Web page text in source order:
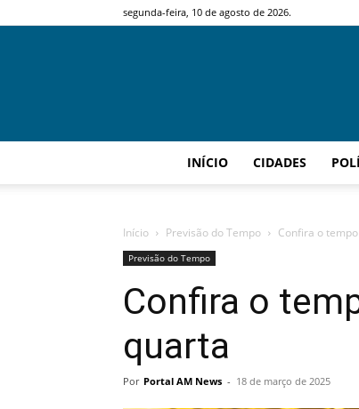
segunda-feira, 10 de agosto de 2026.
INÍCIO CIDADES
Início Previsão do Tempo Confira o
Previsão do Tempo
Confira o
quarta
Por Portal AM News - 18 de março de 2025